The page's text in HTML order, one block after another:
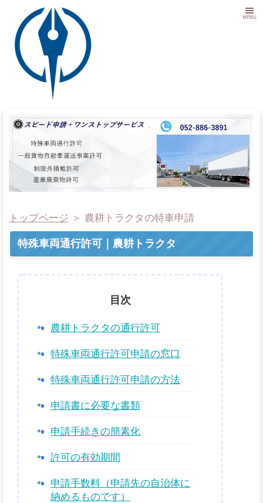
MENU
事務所概要
代表挨拶
ご依頼の流れ
お問い合わせフォーム
トップページ ＞ 農耕トラクタの特車申請
特殊車両通行許可｜農耕トラクタ
目次
農耕トラクタの通行許可
特殊車両通行許可申請の窓口
特殊車両通行許可申請の方法
申請書に必要な書類
申請手続きの簡素化
許可の有効期間
申請手数料（申請先の自治体に
納めるものです）